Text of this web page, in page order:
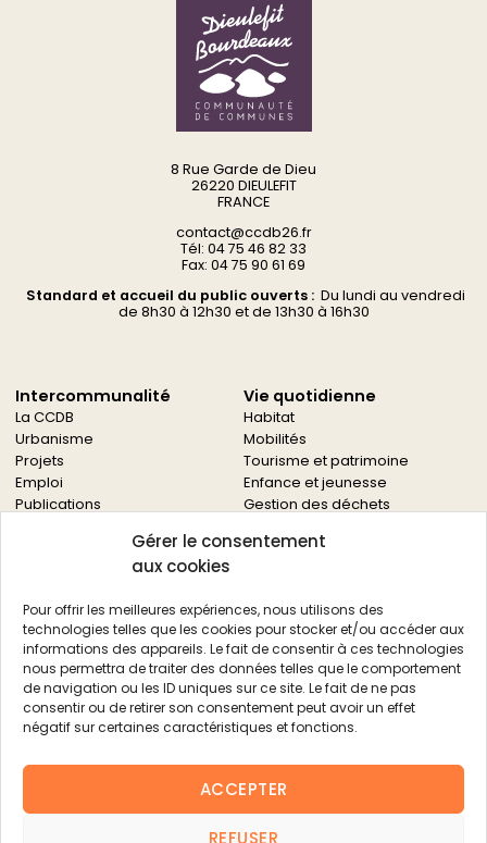
Gérer le consentement
aux cookies
Pour offrir les meilleures expériences, nous utilisons des
technologies telles que les cookies pour stocker et/ou accéder aux
informations des appareils. Le fait de consentir à ces technologies
nous permettra de traiter des données telles que le comportement
de navigation ou les ID uniques sur ce site. Le fait de ne pas
consentir ou de retirer son consentement peut avoir un effet
négatif sur certaines caractéristiques et fonctions.
ACCEPTER
REFUSER
8 Rue Garde de Dieu
26220 DIEULEFIT
FRANCE
contact@ccdb26.fr
Tél: 04 75 46 82 33
Fax: 04 75 90 61 69
Standard et accueil du public ouverts :Du lundi au vendredi
de 8h30 à 12h30 et de 13h30 à 16h30
Intercommunalité
La CCDB
Urbanisme
Projets
Emploi
Publications
Vie quotidienne
Habitat
Mobilités
Tourisme et patrimoine
Enfance et jeunesse
Gestion des déchets
Culture
Autres services
Économie locale
Agriculture
Filière bois
Environnement
Aides aux entreprises
Aides aux associations
Actualités
FAQ